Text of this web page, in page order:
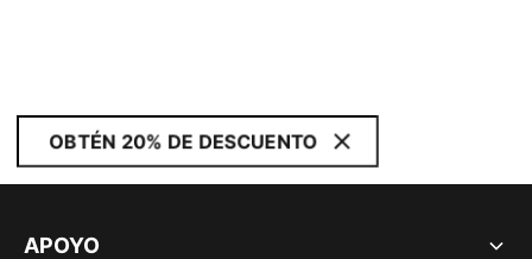
OBTÉN 20% DE DESCUENTO
APOYO